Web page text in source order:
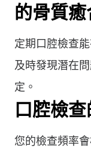
的骨質癒
定期口腔檢查
及時發現潛在
定。
口腔檢
您的檢查頻率